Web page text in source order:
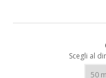
Scegli al